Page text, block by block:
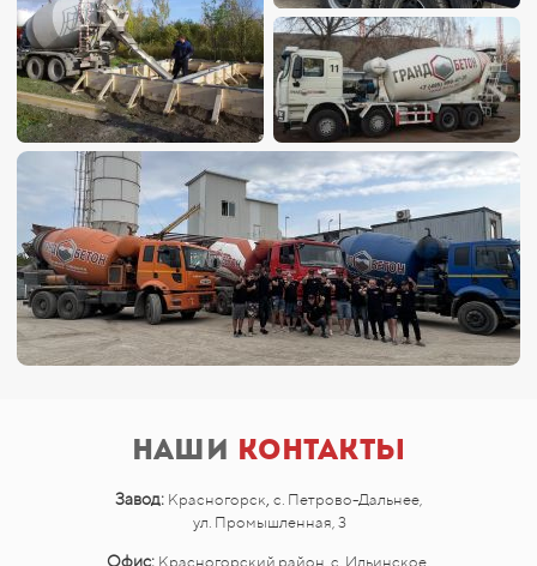
Наши контакты
Завод: Красногорск, с. Петрово-Дальнее,
ул. Промышленная, 3
Офис: Красногорский район, с. Ильинское,